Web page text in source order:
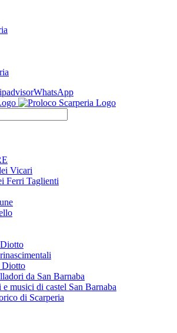
WhatsApp
Vicari
Ferri Taglienti
Diotto
da San Barnaba
e musici di castel San Barnaba
di Scarperia